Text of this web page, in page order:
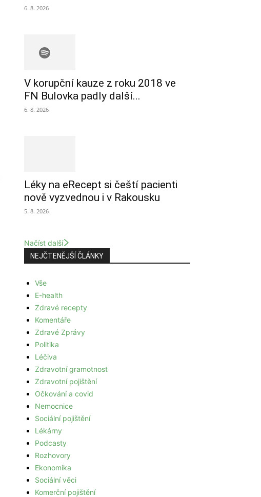
6. 8. 2026
V korupční kauze z roku 2018 ve
FN Bulovka padly další...
6. 8. 2026
Léky na eRecept si čeští pacienti
nově vyzvednou i v Rakousku
5. 8. 2026
Načíst další
NEJČTENĚJŠÍ ČLÁNKY
Vše
E-health
Zdravé recepty
Komentáře
Zdravé Zprávy
Politika
Léčiva
Zdravotní gramotnost
Zdravotní pojištění
Očkování a covid
Nemocnice
Sociální pojištění
Lékárny
Podcasty
Rozhovory
Ekonomika
Sociální věci
Komerční pojištění